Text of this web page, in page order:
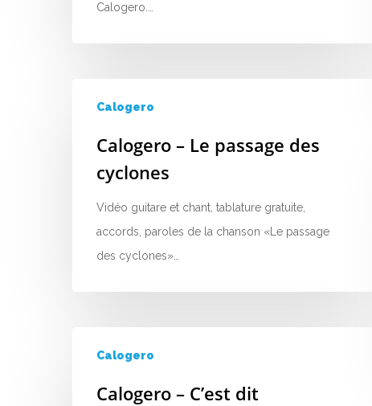
Calogero.…
Calogero
Calogero – Le passage des
cyclones
Vidéo guitare et chant, tablature gratuite,
accords, paroles de la chanson «Le passage
des cyclones»…
Calogero
Calogero – C’est dit